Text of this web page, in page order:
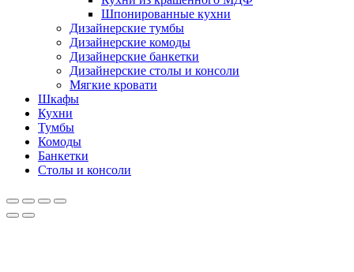
Шпонированные кухни
Дизайнерские тумбы
Дизайнерские комоды
Дизайнерские банкетки
Дизайнерские столы и консоли
Мягкие кровати
Шкафы
Кухни
Тумбы
Комоды
Банкетки
Столы и консоли